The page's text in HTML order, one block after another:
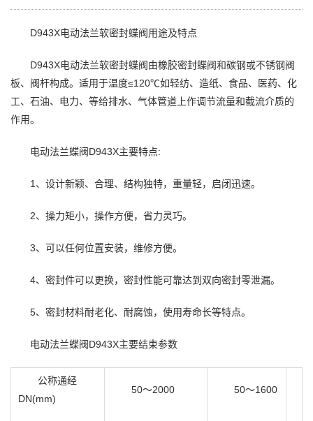
D943X电动法兰软密封蝶阀用途及特点
D943X电动法兰软密封蝶阀由橡胶密封蝶阀和碳钢或不锈钢阀
板、阀杆构成。适用于温度≤120℃如轻纺、造纸、食品、医药、化
工、石油、电力、等给排水、气体管道上作调节流量和截流介质的
作用。
电动法兰蝶阀D943X主要特点:
1、设计新颖、合理、结构独特，重量轻，启闭迅速。
2、操力矩小，操作方便，省力灵巧。
3、可以任何位置安装，维修方便。
4、密封件可以更换，密封性能可靠达到双向密封零泄漏。
5、密封材料耐老化、耐腐蚀，使用寿命长等特点。
电动法兰蝶阀D943X主要结束参数
公称通经
DN(mm)
50～2000 50～1600